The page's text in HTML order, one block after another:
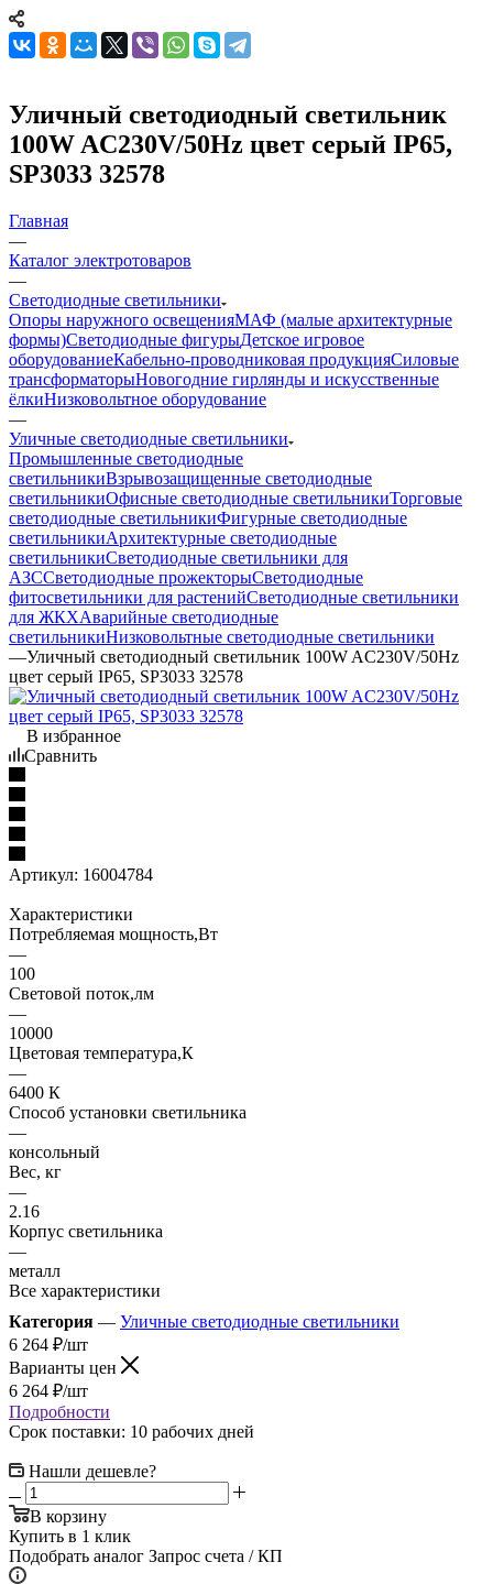
Уличный светодиодный светильник
100W AC230V/50Hz цвет серый IP65,
SP3033 32578
Главная
—
Каталог электротоваров
—
Светодиодные светильники
Опоры наружного освещенияМАФ (малые архитектурные
формы)Светодиодные фигурыДетское игровое
оборудованиеКабельно-проводниковая продукцияСиловые
трансформаторыНовогодние гирлянды и искусственные
ёлкиНизковольтное оборудование
—
Уличные светодиодные светильники
Промышленные светодиодные
светильникиВзрывозащищенные светодиодные
светильникиОфисные светодиодные светильникиТорговые
светодиодные светильникиФигурные светодиодные
светильникиАрхитектурные светодиодные
светильникиСветодиодные светильники для
АЗССветодиодные прожекторыСветодиодные
фитосветильники для растенийСветодиодные светильники
для ЖКХАварийные светодиодные
светильникиНизковольтные светодиодные светильники
—Уличный светодиодный светильник 100W AC230V/50Hz
цвет серый IP65, SP3033 32578
В избранное
Сравнить
Артикул: 16004784
Характеристики
Потребляемая мощность,Вт
—
100
Световой поток,лм
—
10000
Цветовая температура,К
—
6400 К
Способ установки светильника
—
консольный
Вес, кг
—
2.16
Корпус светильника
—
металл
Все характеристики
Категория — Уличные светодиодные светильники
6 264 ₽/шт
Варианты цен
6 264 ₽/шт
Подробности
Срок поставки: 10 рабочих дней
Нашли дешевле?
В корзину
Купить в 1 клик
Подобрать аналог Запрос счета / КП